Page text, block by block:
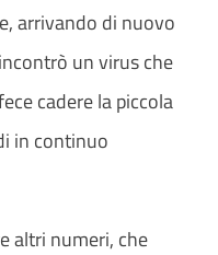
arrivando di nuovo
un virus che
cadere la piccola
in continuo
altri numeri, che